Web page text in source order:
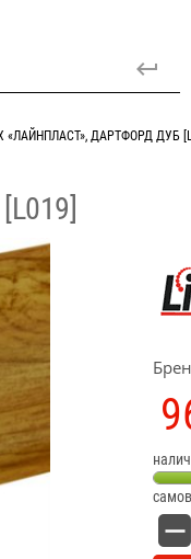
«ЛАЙНПЛАСТ», ДАРТФОРД ДУБ